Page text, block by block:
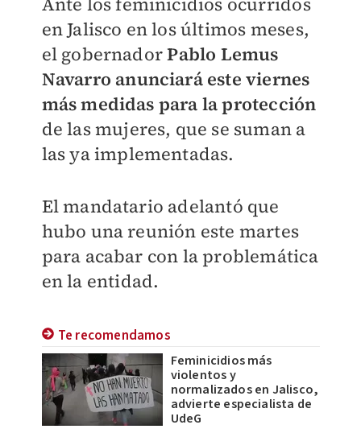
en Jalisco en los últimos meses,
el gobernadorPablo Lemus
Navarro anunciará este viernes
más medidas para la protección
de las mujeres, que se suman a
las ya implementadas.
El mandatario adelantó que
hubo una reunión este martes
para acabar con la problemática
en la entidad.
Te recomendamos
Feminicidios más
violentos y
normalizados en Jalisco,
advierte especialista de
UdeG